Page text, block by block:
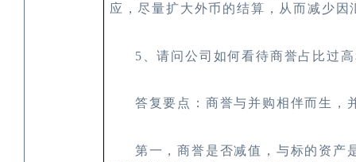
应，尽量扩大外币的结算，从而减少
5 、请问公司如何看待商誉占比过
答复要点：商誉与并购相伴而生，
第一，商誉是否减值，与标的资产